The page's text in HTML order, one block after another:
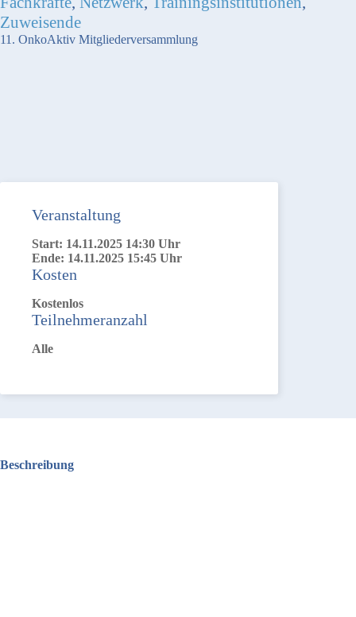
Zuweisende
11. OnkoAktiv Mitgliederversammlung
Beschreibung
Veranstaltung
Start: 14.11.2025 14:30 Uhr
Ende: 14.11.2025 15:45 Uhr
Kosten
Kostenlos
Teilnehmeranzahl
Alle